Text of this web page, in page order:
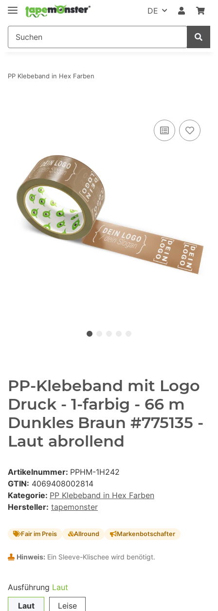
DE
PP Klebeband in Hex Farben
PP-Klebeband mit Logo
Druck - 1-farbig - 66 m
Dunkles Braun #775135 -
Laut abrollend
Artikelnummer: PPHM-1H242
GTIN: 4069408002814
Kategorie: PP Klebeband in Hex Farben
Hersteller: tapemonster
Fair im Preis Allround Markenbotschafter
Hinweis: Ein Sleeve-Klischee wird benötigt.
Ausführung Laut
Laut
Leise